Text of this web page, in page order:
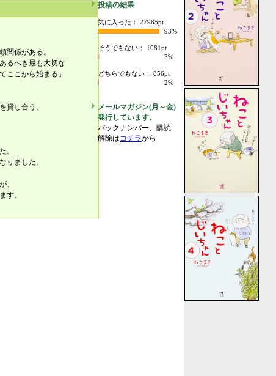
関係がある。
るべき最も大切な
ここから始まる」
貸し合う、
。
りました。
、
す。
投稿の結果
気に入った： 27985pt
93%
そうでもない： 1081pt
3%
どちらでもない： 856pt
2%
メールマガジン(月～金)
発行しています。
バックナンバー、購読
解除はコチラから